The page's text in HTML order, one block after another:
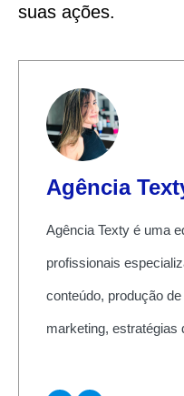
suas ações.
Agência
Agência Texty é uma
profissionais
conteúdo, produção
marketing, estratégias